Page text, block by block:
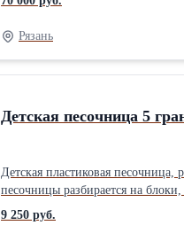
Гарантийный срок 12 месяцев Степень очистки 98 Способ отведения очищенной воды Самотечный/принудительный Тип локального очистного сооружения Стандарт
Высота1200; Ширин 800; Длина 1200 мм Максимальная производительность 600Вид септика: Трехкамерный Способ очистки: Биологический
Способ отведения очищенной
Рязань
Детская песочница 5
Детская пластиковая
песочницы разбирается на
самостоятельно собрать
заполнять водой. Отличительной
9 250 руб.